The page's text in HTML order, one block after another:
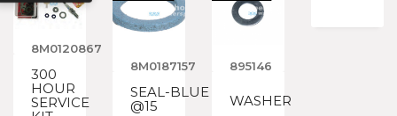
8M0120867
300
HOUR
SERVICE
8M0187157
SEAL-BLUE
@15
895146
WASHER